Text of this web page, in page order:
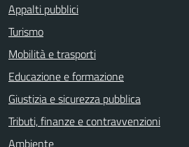
Appalti pubblici
Turismo
Mobilità e trasporti
Educazione e formazione
Giustizia e sicurezza pubblica
Tributi, finanze e contravvenzioni